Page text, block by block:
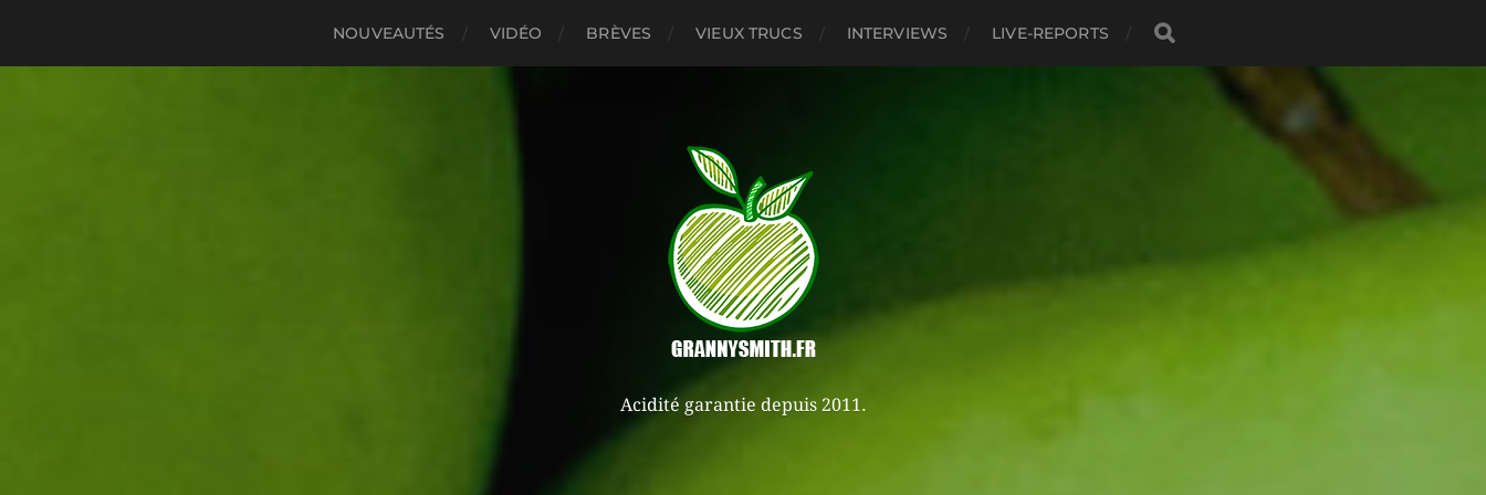
NOUVEAUTÉS VIDÉO BRÈVES VIEUX TRUCS INTERVIEWS LIVE-REPORTS
Acidité garantie depuis 2011.